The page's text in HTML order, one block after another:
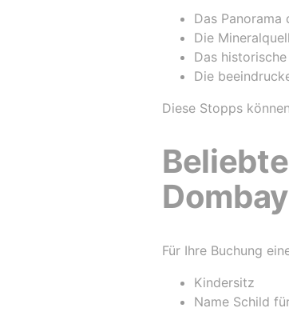
Das Panorama
Die
Das
Die
Diese Stopps
Für Ihre Buchung
Kindersitz
Name Schild